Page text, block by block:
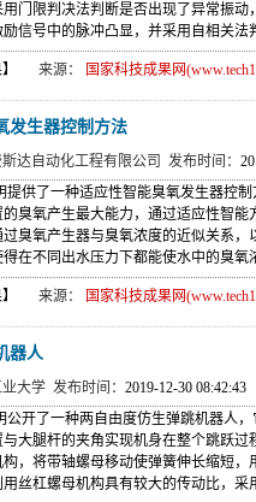
门限判决法判断是否出现了异常振
信号中的脉冲凸显，并采用自相关法
来源： 国家科技成果网
发生器控制方法
达自动化工程有限公司 发布时间：
了一种适应性智能臭氧发生器控制
臭氧产生最大能力，通过适应性智
臭氧产生器与臭氧浓度的近似关系
在不同出水压力下都能使水中的臭氧
来源： 国家科技成果网
器人
大学 发布时间： 2019-12-30 08:42:43
了一种两自由度仿生弹跳机器人，
大腿杆的夹角实现机身在整个跳跃
，将带轴螺母移动使弹簧伸长缩短
丝杠螺母机构具有较大的传动比，采